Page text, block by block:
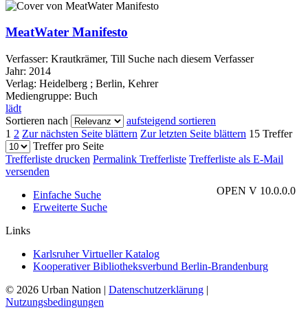
MeatWater Manifesto
Verfasser: Krautkrämer, Till Suche nach diesem Verfasser
Jahr: 2014
Verlag: Heidelberg ; Berlin, Kehrer
Mediengruppe: Buch
lädt
Sortieren nach
aufsteigend sortieren
1 2 Zur nächsten Seite blättern Zur letzten Seite blättern 15 Treffer
Treffer pro Seite
Trefferliste drucken Permalink Trefferliste Trefferliste als E-Mail
versenden
OPEN V 10.0.0.0
Einfache Suche
Erweiterte Suche
Links
Karlsruher Virtueller Katalog
Kooperativer Bibliotheksverbund Berlin-Brandenburg
© 2026 Urban Nation | Datenschutzerklärung |
Nutzungsbedingungen